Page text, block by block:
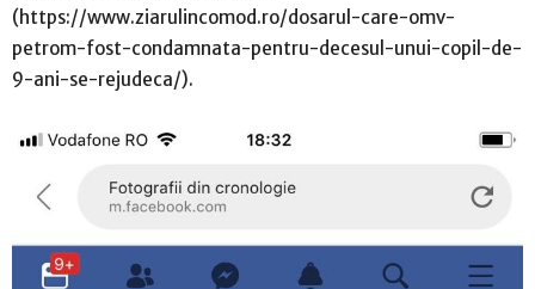
(https://www.ziarulincomod.ro/dosarul-care-omv-
petrom-fost-condamnata-pentru-decesul-unui-copil-de-
9-ani-se-rejudeca/).